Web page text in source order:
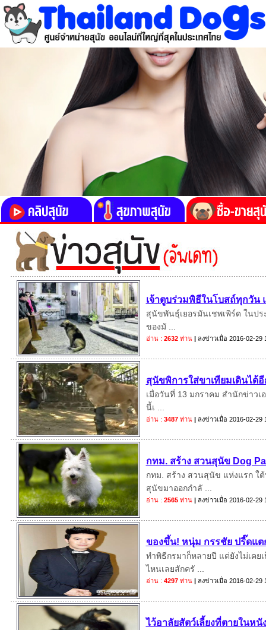
เจ้าตูบร่วมพิธีในโบสถ์ทุกวัน
สุนัขพันธุ์เยอรมันเชพเพิร์ด ในปร
ของมั ...
อ่าน : 2632ท่าน | ลงข่าวเมื่อ 2016-02-29
สุนัขพิการใส่ขาเทียมเดินได้
เมื่อวันที่ 13 มกราคม สำนักข่าวเ
นี้เ ...
อ่าน : 3487ท่าน | ลงข่าวเมื่อ 2016-02-29
กทม. สร้าง สวนสุนัข Dog
กทม. สร้าง สวนสุนัข แห่งแรก ใ
สุนัขมาออกกำลั ...
อ่าน : 2565ท่าน | ลงข่าวเมื่อ 2016-02-29
ของขึ้น! หนุ่ม กรรชัย ปรี๊ดแต
ทำพิธีกรมาก็หลายปี แต่ยังไม่เค
ไหนเลยสักครั ...
อ่าน : 4297ท่าน | ลงข่าวเมื่อ 2016-02-29
ไว้อาลัยสัตว์เลี้ยงที่ตายในห